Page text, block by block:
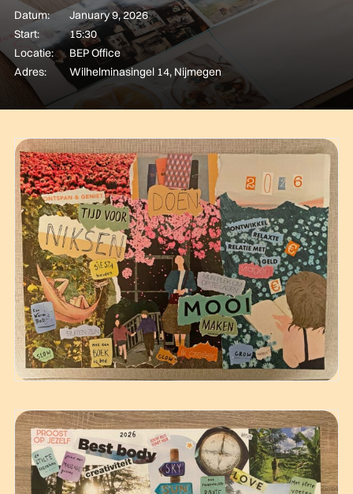
Datum:
January 9, 2026
Start:
15:30
Locatie:
BEP Office
Adres:
Wilhelminasingel 14, Nijmegen